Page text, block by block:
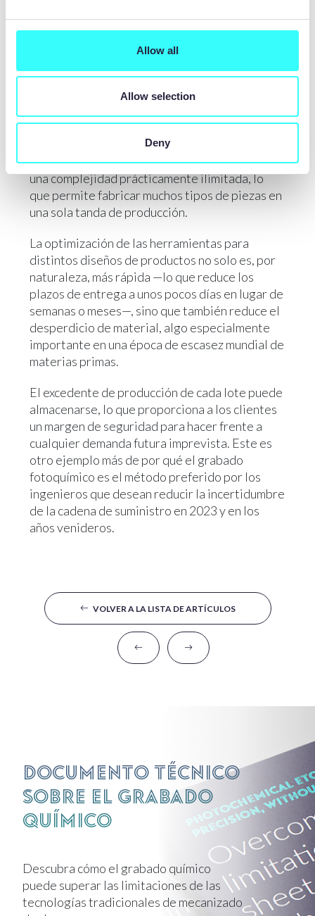
Allow all
Allow selection
Deny
GRABADO QUÍMICO
A diferencia de los métodos tradicionales, con
una sola herramienta se pueden mecanizar
componentes de diferentes geometrías y de
una complejidad prácticamente ilimitada, lo
que permite fabricar muchos tipos de piezas en
una sola tanda de producción.
La optimización de las herramientas para
distintos diseños de productos no solo es, por
naturaleza, más rápida —lo que reduce los
plazos de entrega a unos pocos días en lugar de
semanas o meses—, sino que también reduce el
desperdicio de material, algo especialmente
importante en una época de escasez mundial de
materias primas.
El excedente de producción de cada lote puede
almacenarse, lo que proporciona a los clientes
un margen de seguridad para hacer frente a
cualquier demanda futura imprevista. Este es
otro ejemplo más de por qué el grabado
fotoquímico es el método preferido por los
ingenieros que desean reducir la incertidumbre
de la cadena de suministro en 2023 y en los
años venideros.
VOLVER A LA LISTA DE ARTÍCULOS
Documento técnico
sobre el grabado
químico
Descubra cómo el grabado químico
puede superar las limitaciones de las
tecnologías tradicionales de mecanizado